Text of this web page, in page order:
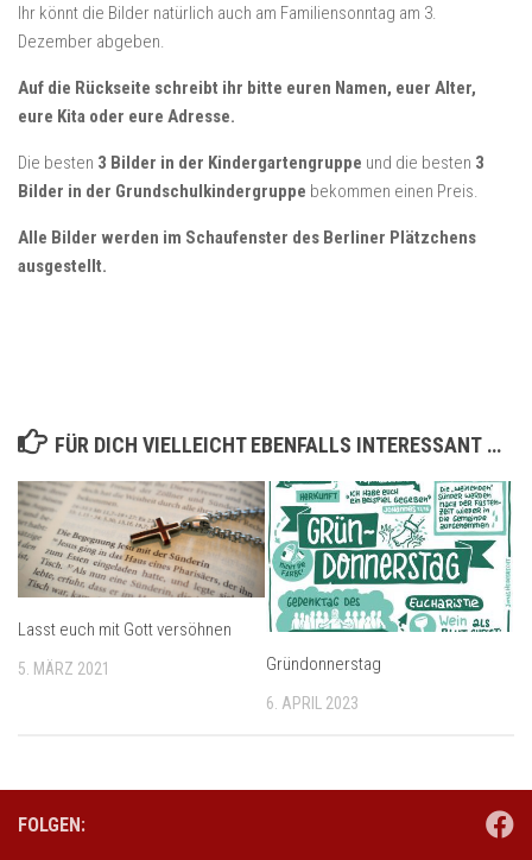
Ihr könnt die Bilder natürlich auch am Familiensonntag am 3.
Dezember abgeben.
Auf die Rückseite schreibt ihr bitte euren Namen, euer Alter,
eure Kita oder eure Adresse.
Die besten 3 Bilder in der Kindergartengruppe und die besten 3
Bilder in der Grundschulkindergruppe bekommen einen Preis.
Alle Bilder werden im Schaufenster des Berliner Plätzchens
ausgestellt.
FÜR DICH VIELLEICHT EBENFALLS INTERESSANT …
Lasst euch mit Gott versöhnen
5. MÄRZ 2021 Gründonnerstag
6. APRIL 2023
FOLGEN: